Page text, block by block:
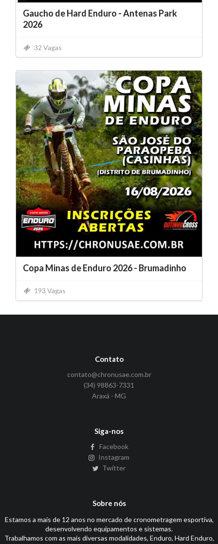
Gaucho de Hard Enduro - Antenas Park
2026
32 Vagas
Copa Minas de Enduro 2026 - Brumadinho
193 Vagas
Contato
contato@chronusae.com.br
(34) 98863-7331
Araxá - MG
Siga-nos
Facebook
Instagram
Twitter
Sobre nós
Estamos a mais de 12 anos no mercado de cronometragem esportiva,
desenvolvendo equipamentos e sistemas.
Trabalhamos com as mais diversas modalidades, Enduro, Hard Enduro,